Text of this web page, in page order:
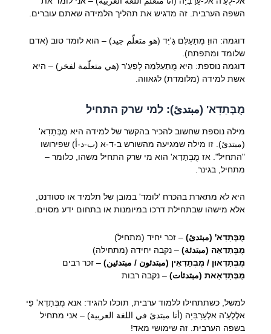
השפה הערבית. זה מדגיש את תהליך הלמידה שאתם עוברים.
דוגמה: הוּוַ מֻתַעַלִּם גַ'יִּד (هو متعلّم جيد) – הוא לומד טוב (אדם
שלומד ומתפתח).
דוגמה נוספת: הִיא מֻתַעַלִּמַה לְפַעַ'ר (هي متعلّمة لفخر) – היא
אשת למידה (מלומדת) לגאווה.
מֻבְּתַדִא' (مبتدئ): למי שרק התחיל
מילה נוספת שחשוב להכיר בהקשר של למידה היא מֻבְּתַדִא'
(مبتدئ). זו מילה שמגיעה מהשורש ב-ד-א (ب-د-أ) שפירושו
"התחיל". אז מֻבְּתַדִא' הוא מי שרק התחיל משהו, כלומר –
מתחיל, בגינר.
היא לא מתארת בהכרח 'לומד' במובן של תלמיד או סטודנט,
אלא מישהו שבתחילת דרכו במיומנות או בתחום ידע מסוים.
מֻבְּתַדִא' (مبتدئ)– זכר יחיד (מתחיל)
מֻבְּתַדִאַה (مبتدئة)– נקבה יחידה (מתחילה)
מֻבְּתַדִאוּן / מֻבְּתַדִאִין (مبتدئون / مبتدئين)– זכר רבים
מֻבְּתַדִאַאת (مبتدئات)– נקבה רבות
למשל, כשתתחילו ללמוד ערבית, תוכלו להגיד: אנא מֻבְּתַדִא' פִי
אלְלֻעַ'ה אלְעַרַבִּיַה (أنا مبتدئ في اللغة العربية) – אני מתחיל
בשפה הערבית. זה שימושי מאד!